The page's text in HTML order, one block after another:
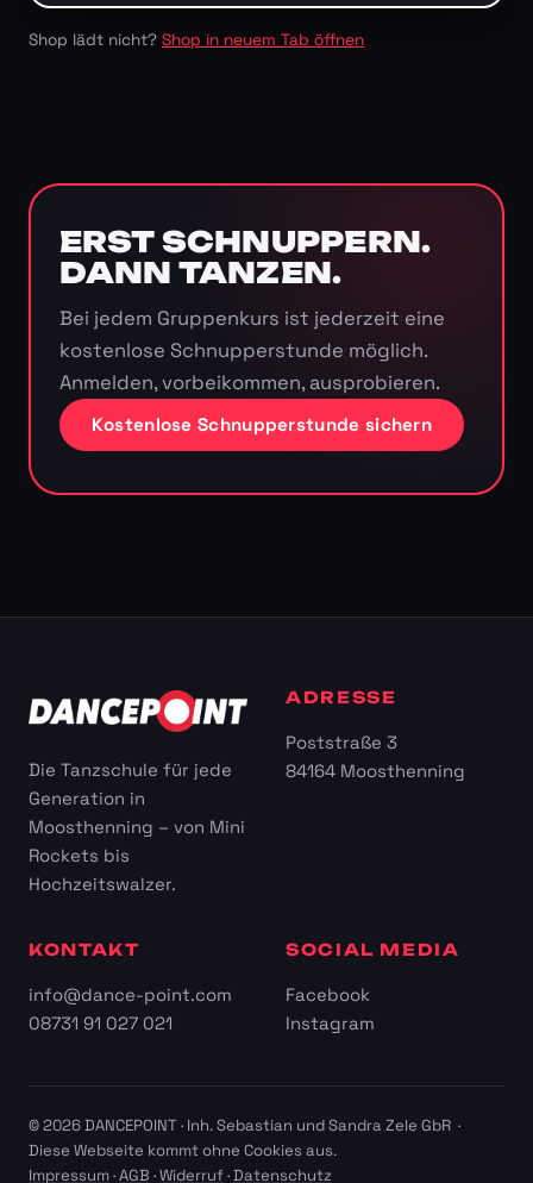
Shop lädt nicht? Shop in neuem Tab öffnen
ERST SCHNUPPERN.
DANN TANZEN.
Bei jedem Gruppenkurs ist jederzeit eine
kostenlose Schnupperstunde möglich.
Anmelden, vorbeikommen, ausprobieren.
Kostenlose Schnupperstunde sichern
Die Tanzschule für jede
Generation in
Moosthenning – von Mini
Rockets bis
Hochzeitswalzer.
ADRESSE
Poststraße 3
84164 Moosthenning
KONTAKT
info@dance-point.com
08731 91 027 021
SOCIAL MEDIA
Facebook
Instagram
© 2026 DANCEPOINT · Inh. Sebastian und Sandra Zele GbR ·
Diese Webseite kommt ohne Cookies aus.
Impressum·AGB ·Widerruf·Datenschutz